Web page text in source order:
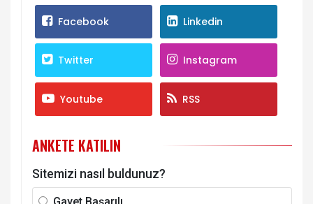
Facebook Linkedin
Twitter Instagram
Youtube RSS
ANKETE KATILIN
Sitemizi nasıl buldunuz?